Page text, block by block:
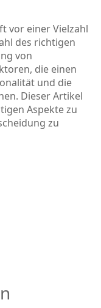
vor einer Vielzahl
des richtigen
von
die einen
und die
Dieser Artikel
Aspekte zu
zu